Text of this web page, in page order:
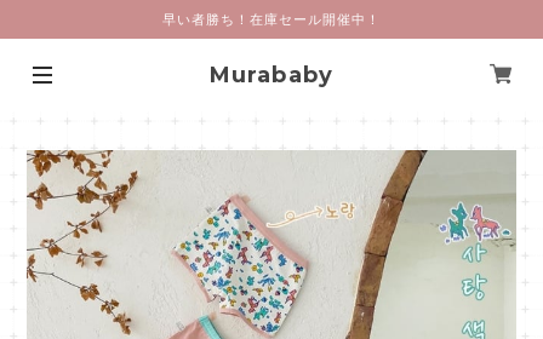
早い者勝ち！在庫セール開催中！
Murababy